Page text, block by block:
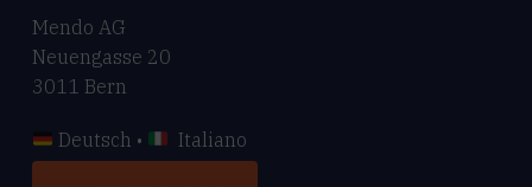
Mendo AG
Neuengasse 20
3011 Bern
Deutsch • Italiano